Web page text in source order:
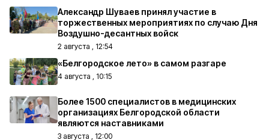
Александр Шуваев принял участие в
торжественных мероприятиях по случаю Дня
Воздушно-десантных войск
2 августа , 12:54
«Белгородское лето» в самом разгаре
4 августа , 10:15
Более 1500 специалистов в медицинских
организациях Белгородской области
являются наставниками
3 августа , 12:00